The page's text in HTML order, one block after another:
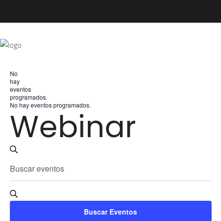
No
hay
eventos
programados.
No hay eventos programados.
Webinar
Navegación
de
búsqueda
la
clave.
Buscar Eventos